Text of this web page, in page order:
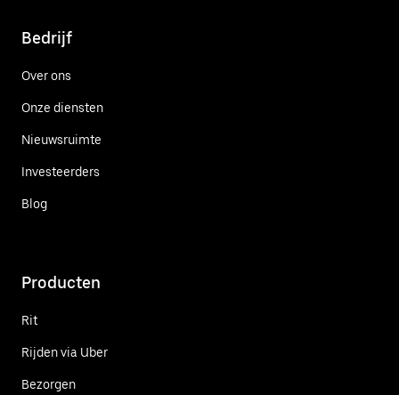
Bedrijf
Over ons
Onze diensten
Nieuwsruimte
Investeerders
Blog
Producten
Rit
Rijden via Uber
Bezorgen